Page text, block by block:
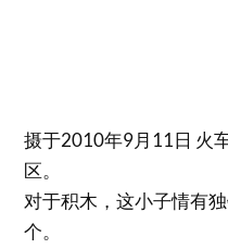
摄于2010年9月11日 火
区。
对于积木，这小子情有
个。